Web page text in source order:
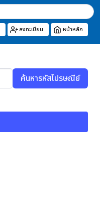
ลงทะเบียน หน้าหลัก
ค้นหารหัสไปรษณีย์